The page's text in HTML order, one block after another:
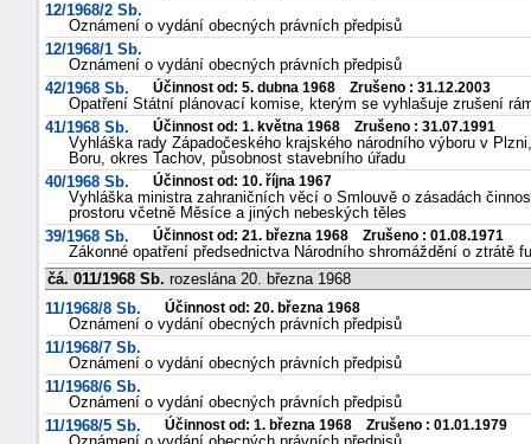
12/1968/2 Sb.
Oznámení o vydání obecných právních předpisů
12/1968/1 Sb.
Oznámení o vydání obecných právních předpisů
42/1968 Sb.
Účinnost od: 5. dubna 1968 Zrušeno : 31.12.2003
Opatření Státní plánovací komise, kterým se vyhlašuje zrušení
41/1968 Sb.
Účinnost od: 1. května 1968 Zrušeno : 31.07.1991
Vyhláška rady Západočeského krajského národního výboru v
Boru, okres Tachov, působnost stavebního úřadu
40/1968 Sb.
Účinnost od: 10. října 1967
Vyhláška ministra zahraničních věcí o Smlouvě o zásadách
prostoru včetně Měsíce a jiných nebeských těles
39/1968 Sb.
Účinnost od: 21. března 1968 Zrušeno : 01.08.1971
Zákonné opatření předsednictva Národního shromáždění o ztrátě
čá. 011/1968 Sb. rozeslána 20. března 1968
11/1968/8 Sb.
Účinnost od: 20. března 1968
Oznámení o vydání obecných právních předpisů
11/1968/7 Sb.
Oznámení o vydání obecných právních předpisů
11/1968/6 Sb.
Oznámení o vydání obecných právních předpisů
11/1968/5 Sb.
Účinnost od: 1. března 1968 Zrušeno : 01.01.1979